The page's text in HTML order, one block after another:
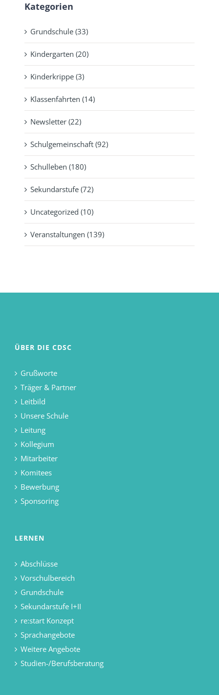
Kategorien
Grundschule (33)
Kindergarten (20)
Kinderkrippe (3)
Klassenfahrten (14)
Newsletter (22)
Schulgemeinschaft (92)
Schulleben (180)
Sekundarstufe (72)
Uncategorized (10)
Veranstaltungen (139)
ÜBER DIE CDSC
Grußworte
Träger & Partner
Leitbild
Unsere Schule
Leitung
Kollegium
Mitarbeiter
Komitees
Bewerbung
Sponsoring
LERNEN
Abschlüsse
Vorschulbereich
Grundschule
Sekundarstufe I+II
re:start Konzept
Sprachangebote
Weitere Angebote
Studien-/Berufsberatung